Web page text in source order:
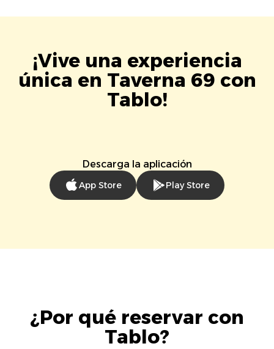
¡Vive una experiencia
única en Taverna 69 con
Tablo!
Descarga la aplicación
App Store Play Store
¿Por qué reservar con
Tablo?